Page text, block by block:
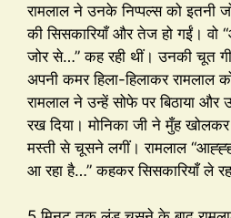
रामलाल ने उनके निप्पल्स को इतनी
की सिसकारियाँ और तेज हो गईं।
जोर से…” कह रही थीं। उनकी चूत
अपनी कमर हिला-हिलाकर रामलाल
रामलाल ने उन्हें सोफे पर बिठाया
रख दिया। मोनिका जी ने मुँह
मस्ती से चूसने लगीं। रामलाल
आ रहा है…” कहकर सिसकारियाँ ले